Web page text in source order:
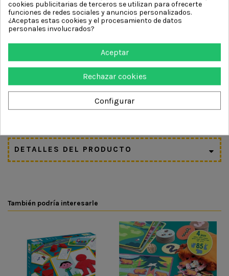
¿Qué desarrolla?
Reconocimiento de números.
Conteo y correspondencia cantidad-número.
Atención y observación.
Razonamiento lógico.
Vocabulario y comunicación.
DETALLES DEL PRODUCTO
También podría interesarle
cookies publicitarias de terceros se utilizan para ofrecerte
funciones de redes sociales y anuncios personalizados.
¿Aceptas estas cookies y el procesamiento de datos
personales involucrados?
Aceptar
Rechazar cookies
Configurar